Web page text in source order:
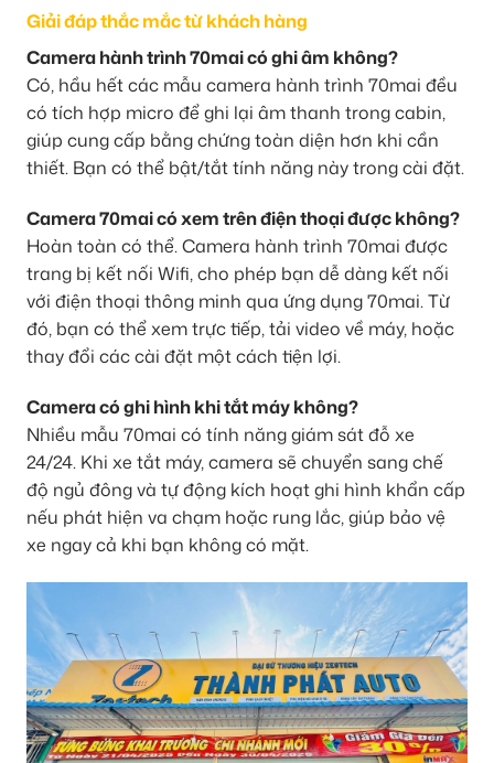
Giải đáp thắc mắc từ khách hàng
Camera hành trình 70mai có ghi âm không?
Có, hầu hết các mẫu camera hành trình 70mai đều
có tích hợp micro để ghi lại âm thanh trong cabin,
giúp cung cấp bằng chứng toàn diện hơn khi cần
thiết. Bạn có thể bật/tắt tính năng này trong cài đặt.
Camera 70mai có xem trên điện thoại được không?
Hoàn toàn có thể. Camera hành trình 70mai được
trang bị kết nối Wifi, cho phép bạn dễ dàng kết nối
với điện thoại thông minh qua ứng dụng 70mai. Từ
đó, bạn có thể xem trực tiếp, tải video về máy, hoặc
thay đổi các cài đặt một cách tiện lợi.
Camera có ghi hình khi tắt máy không?
Nhiều mẫu 70mai có tính năng giám sát đỗ xe
24/24. Khi xe tắt máy, camera sẽ chuyển sang chế
độ ngủ đông và tự động kích hoạt ghi hình khẩn cấp
nếu phát hiện va chạm hoặc rung lắc, giúp bảo vệ
xe ngay cả khi bạn không có mặt.